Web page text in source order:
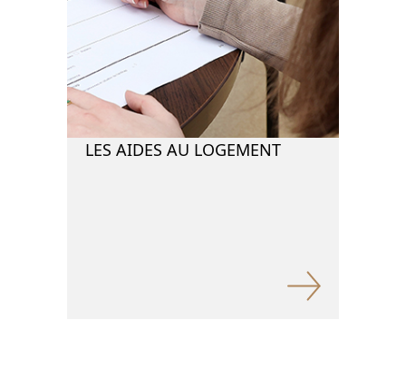
LES AIDES AU LOGEMENT